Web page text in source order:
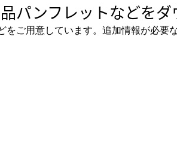
パンフレットなどを
ご用意しています。追加情報が必要